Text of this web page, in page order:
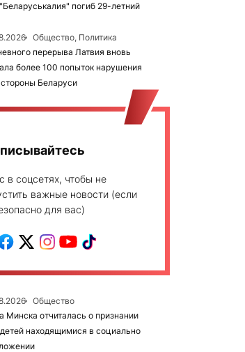
погиб 29-летний
Общество, Политика
перерыва Латвия вновь
более 100 попыток нарушения
Беларуси
в соцсетях, чтобы не
важные новости (если
для вас)
Общество
Минска отчиталась о признании
детей находящимися в социально